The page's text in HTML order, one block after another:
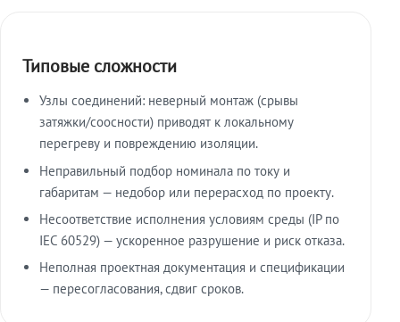
Типовые сложности
Узлы соединений: неверный монтаж (срывы
затяжки/соосности) приводят к локальному
перегреву и повреждению изоляции.
Неправильный подбор номинала по току и
габаритам — недобор или перерасход по проекту.
Несоответствие исполнения условиям среды (IP по
IEC 60529) — ускоренное разрушение и риск отказа.
Неполная проектная документация и спецификации
— пересогласования, сдвиг сроков.